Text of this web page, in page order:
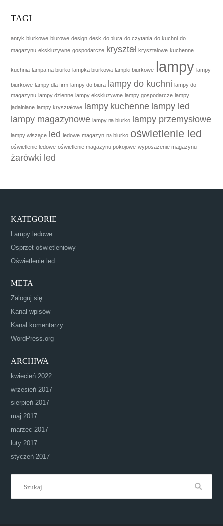
TAGI
antyk biurkowe biurowe design desk do biura do czytania do kuchni do
magazynu ekskluzywne gospodarcze kryształ kryształowe kuchenne
kuchnia lampa na biurko lampka biurkowa lampki biurkowe lampy lampy
biurkowe lampy dla firm lampy do biura lampy do kuchni lampy do
magazynu lampy dzienne lampy ekskluzywne lampy gospodarcze lampy
jadalniane lampy kryształowe lampy kuchenne lampy led
lampy magazynowe lampy na biurko lampy przemysłowe
lampy wiszące led ledowe magazyn na biurko oświetlenie led
oświetlenie ledowe oświetlenie magazynu pokojowe wyposażenie magazynu
żarówki led
KATEGORIE
Lampy ledowe
Osprzęt oświetleniowy
Oświetlenie led
META
Zaloguj się
Kanał wpisów
Kanał komentarzy
WordPress.org
ARCHIWA
kwiecień 2022
wrzesień 2017
sierpień 2017
maj 2017
marzec 2017
luty 2017
styczeń 2017